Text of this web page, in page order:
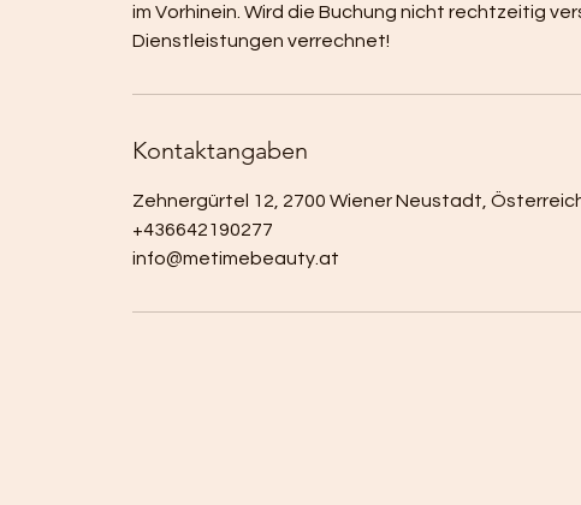
im Vorhinein. Wird die Buchung nicht rechtzeitig
Dienstleistungen verrechnet!
Kontaktangaben
Zehnergürtel 12, 2700 Wiener Neustadt,
+436642190277
info@metimebeauty.at